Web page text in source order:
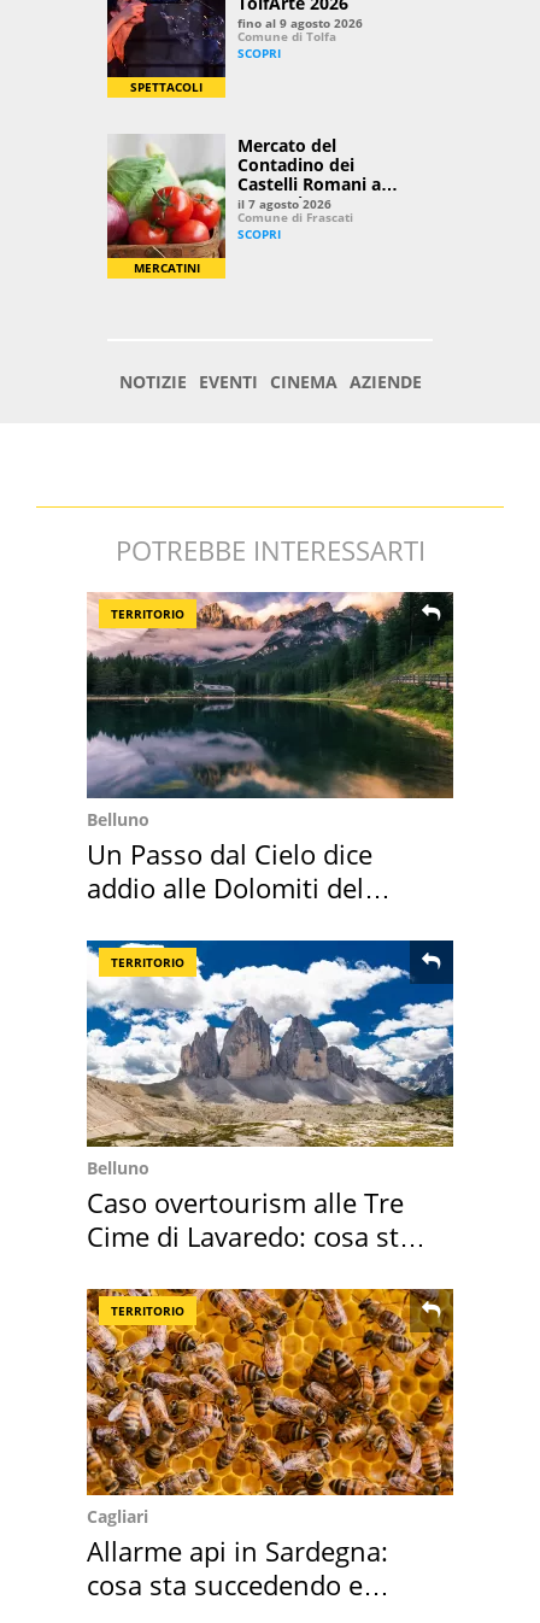
POTREBBE INTERESSARTI
TERRITORIO
Belluno
Un Passo dal Cielo dice
addio alle Dolomiti del
TERRITORIO
Belluno
Caso overtourism alle Tre
Cime di Lavaredo: cosa sta
TERRITORIO
Cagliari
Allarme api in Sardegna:
cosa sta succedendo e